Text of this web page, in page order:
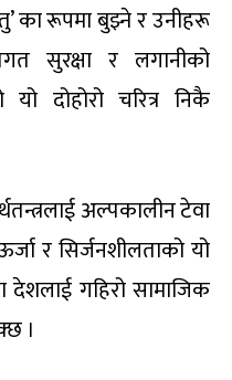
का रूपमा बुझ्ने र उनीहरू
सुरक्षा र लगानीको
दोहोरो चरित्र निकै
अल्पकालीन टेवा
र सिर्जनशीलताको यो
देशलाई गहिरो सामाजिक
।